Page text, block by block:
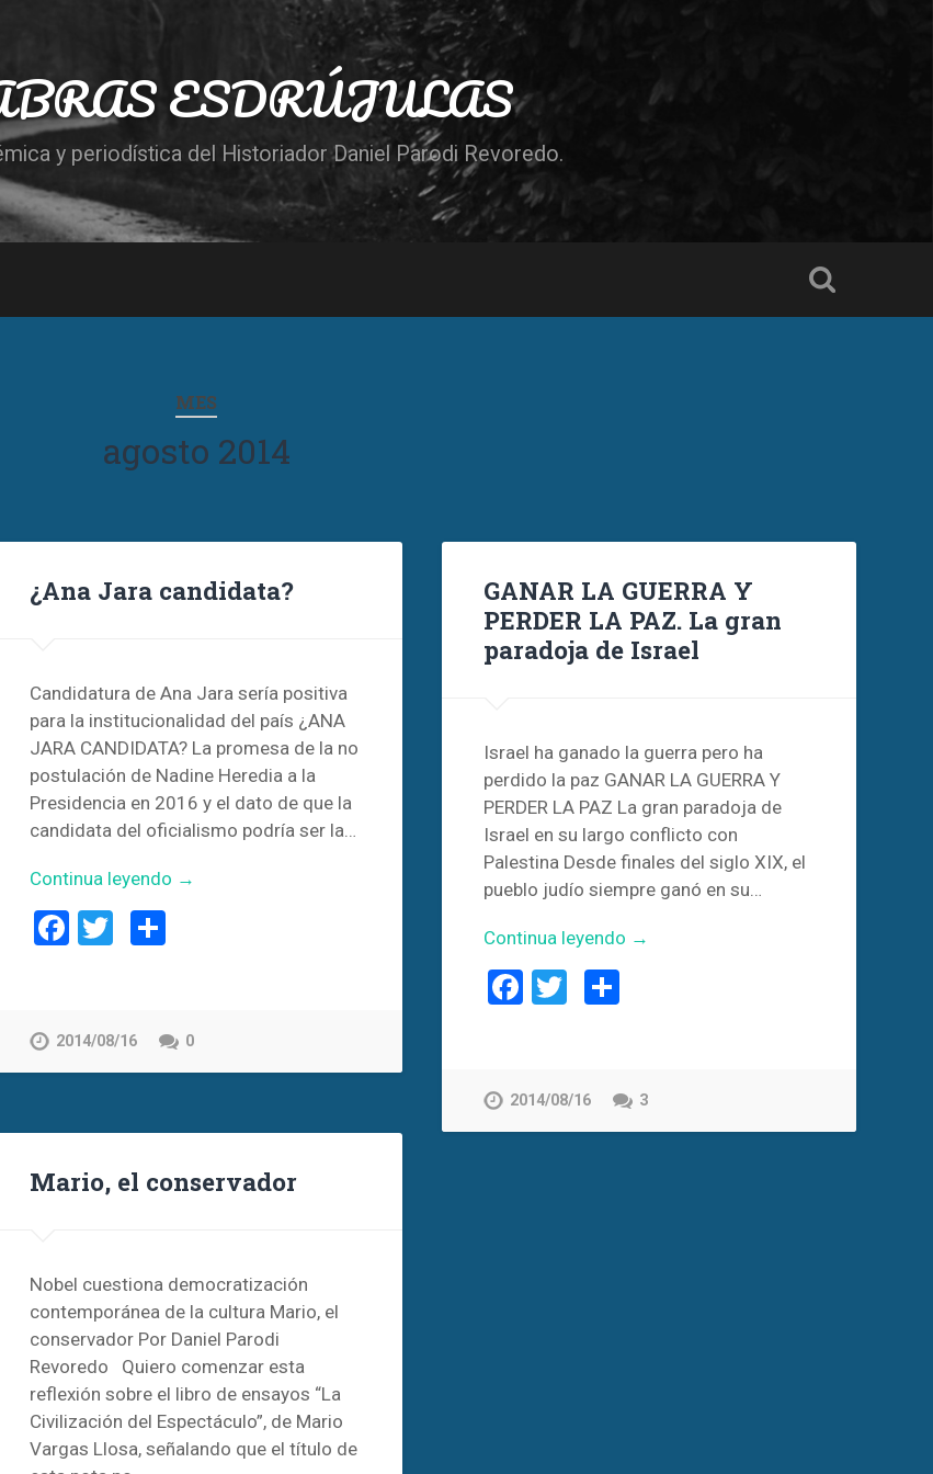
ESDRÚJULAS
y periodística del Historiador Daniel Parodi Revoredo.
MES
agosto 2014
¿Ana Jara candidata?
Candidatura de Ana Jara sería positiva
para la institucionalidad del país ¿ANA
JARA CANDIDATA? La promesa de la no
postulación de Nadine Heredia a la
Presidencia en 2016 y el dato de que la
candidata del oficialismo podría ser la…
Continua leyendo →
Facebook
Twitter
2014/08/16 0
GANAR LA GUERRA Y
PERDER LA PAZ. La gran
paradoja de Israel
Israel ha ganado la guerra pero ha
perdido la paz GANAR LA GUERRA Y
PERDER LA PAZ La gran paradoja de
Israel en su largo conflicto con
Palestina Desde finales del siglo XIX, el
pueblo judío siempre ganó en su…
Continua leyendo →
Facebook
Twitter
2014/08/16 3
Mario, el conservador
Nobel cuestiona democratización
contemporánea de la cultura Mario, el
conservador Por Daniel Parodi
Revoredo Quiero comenzar esta
reflexión sobre el libro de ensayos “La
Civilización del Espectáculo”, de Mario
Vargas Llosa, señalando que el título de